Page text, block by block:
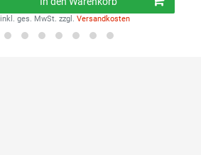
inkl. ges. MwSt. zzgl.Versandkosten